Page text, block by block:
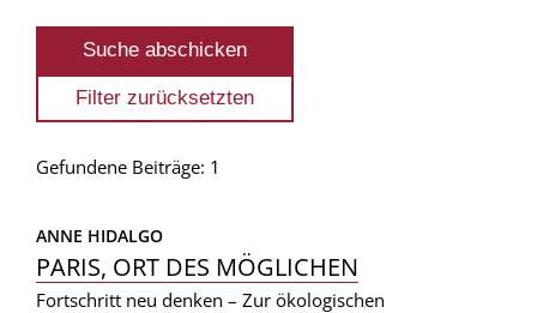
Gefundene Beiträge: 1
ANNE HIDALGO
PARIS, ORT DES MÖGLICHEN
Fortschritt neu denken – Zur ökologischen